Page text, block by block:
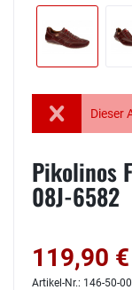
Dieser
Pikolinos
08J-6582
119,90
Artikel-Nr.: 146-50-